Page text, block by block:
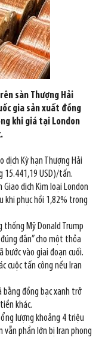
sàn Thượng Hải
gia sản xuất đồng
khi giá tại London
dịch Kỳ hạn Thượng Hải
15.441,19 USD)/tấn.
dịch Kim loại London
khi phục hồi 1,82% trong
thống Mỹ Donald Trump
đắn” cho một thỏa
bước vào giai đoạn cuối.
cuộc tấn công nếu Iran
bằng đồng bạc xanh trở
khác.
lượng khoảng 4 triệu
vẫn phần lớn bị Iran phong